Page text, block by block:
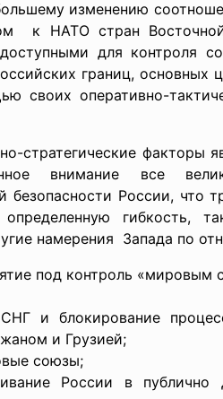
изменению
к НАТО стран
для контроля
границ, основных
своих оперативно-
стратегические факторы
внимание все
России, что
гибкость,
намерения Запада по
под контроль «мировым
и блокирование
и Грузией;
союзы;
России в публично